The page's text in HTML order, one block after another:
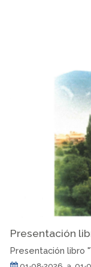
Presentación
Presentación libro